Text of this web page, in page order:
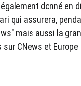
donné en
qui assurera,
mais aussi la
CNews et Europe